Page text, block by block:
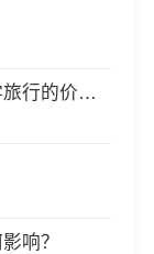
新加坡研学有必要吗？深度解析研学旅行的价值与意义
响？